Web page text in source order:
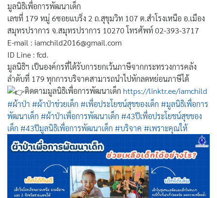
มูลนิธิเพื่อการพัฒนาเด็ก
เลขที่ 179 หมู่ 6ซอยแบริ่ง 2 ถ.สุขุมวิท 107 ต.สำโรงเหนือ อ.เมือง
สมุทรปราการ จ.สมุทรปราการ 10270 โทรศัพท์ 02-393-3717
E-mail : iamchild2016@gmail.com
ID Line : fcd.
มูลนิธิฯ เป็นองค์กรที่ได้รับการยกเว้นภาษีจากกระทรวงการคลัง
ลำดับที่ 179 ทุกการบริจาคสามารถนำไปหักลดหย่อนภาษีได้
ติดตามมูลนิธิเพื่อการพัฒนาเด็ก https://linktr.ee/iamchild
#ผ้าป่า #ผ้าป่าช่วยเด็ก #เพื่อประโยชน์สุขของเด็ก #มูลนิธิเพื่อการ
พัฒนาเด็ก #ผ้าป่าเพื่อการพัฒนาเด็ก #43ปีเพื่อประโยชน์สุขของ
เด็ก #43ปีมูลนิธิเพื่อการพัฒนาเด็ก #บริจาค #เพราะคุณให้